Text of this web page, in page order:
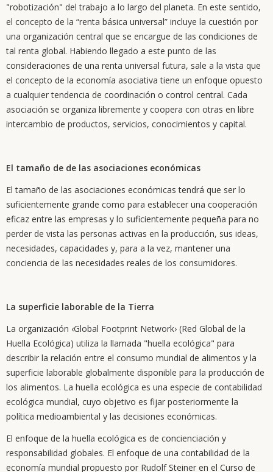
"robotización" del trabajo a lo largo del planeta. En este sentido,
el concepto de la “renta básica universal” incluye la cuestión por
una organización central que se encargue de las condiciones de
tal renta global. Habiendo llegado a este punto de las
consideraciones de una renta universal futura, sale a la vista que
el concepto de la economía asociativa tiene un enfoque opuesto
a cualquier tendencia de coordinación o control central. Cada
asociación se organiza libremente y coopera con otras en libre
intercambio de productos, servicios, conocimientos y capital.
El tamaño de de las asociaciones económicas
El tamaño de las asociaciones económicas tendrá que ser lo
suficientemente grande como para establecer una cooperación
eficaz entre las empresas y lo suficientemente pequeña para no
perder de vista las personas activas en la producción, sus ideas,
necesidades, capacidades y, para a la vez, mantener una
conciencia de las necesidades reales de los consumidores.
La superficie laborable de la Tierra
La organización ‹Global Footprint Network› (Red Global de la
Huella Ecológica) utiliza la llamada "huella ecológica" para
describir la relación entre el consumo mundial de alimentos y la
superficie laborable globalmente disponible para la producción de
los alimentos. La huella ecológica es una especie de contabilidad
ecológica mundial, cuyo objetivo es fijar posteriormente la
política medioambiental y las decisiones económicas.
El enfoque de la huella ecológica es de concienciación y
responsabilidad globales. El enfoque de una contabilidad de la
economía mundial propuesto por Rudolf Steiner en el Curso de